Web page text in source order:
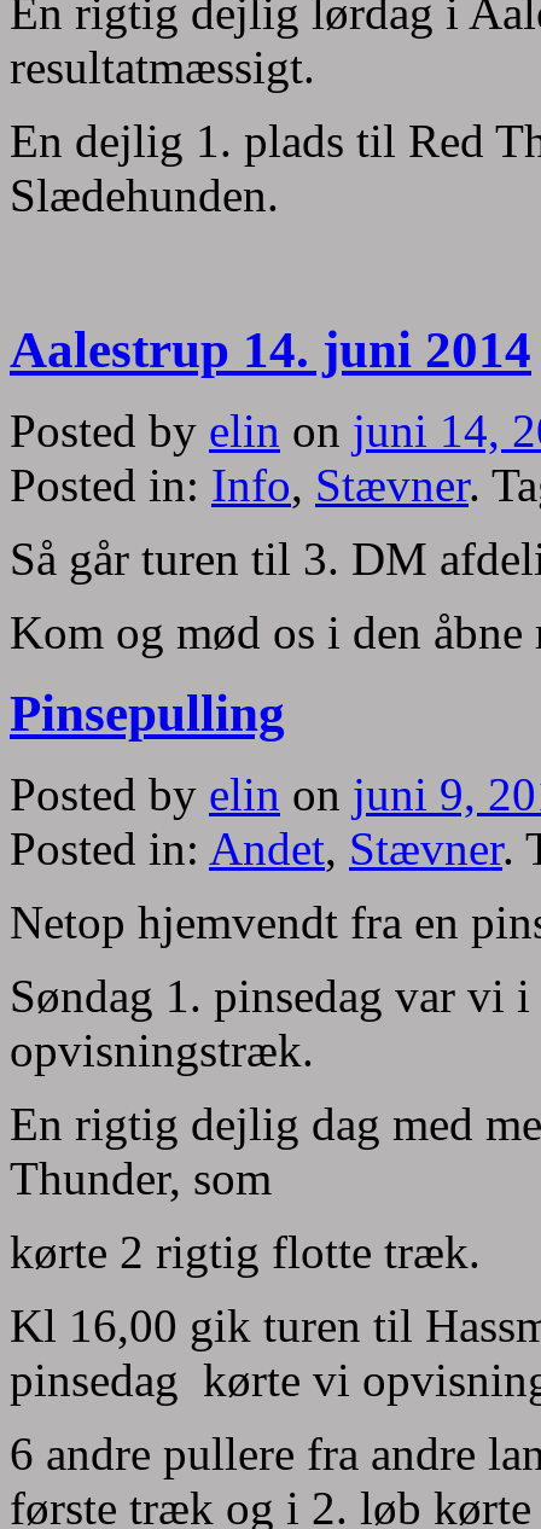
En rigtig dejlig lørdag i
resultatmæssigt.
En dejlig 1. plads til Red
Slædehunden.
Aalestrup 14. juni 2014
Posted by elin on juni 14,
Posted in: Info, Stævner.
Så går turen til 3. DM
Kom og mød os i den åbne
Pinsepulling
Posted by elin on juni 9,
Posted in: Andet, Stævner.
Netop hjemvendt fra en
Søndag 1. pinsedag var vi
opvisningstræk.
En rigtig dejlig dag med
Thunder, som
kørte 2 rigtig flotte træk.
Kl 16,00 gik turen til
pinsedag kørte vi
6 andre pullere fra andre
første træk og i 2. løb kørte